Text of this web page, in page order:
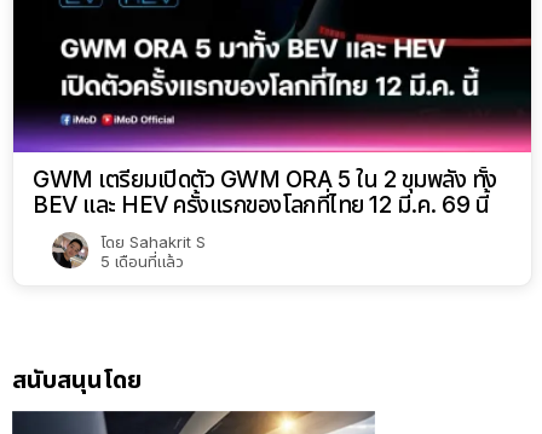
GWM เตรียมเปิดตัว GWM ORA 5 ใน 2 ขุมพลัง ทั้ง
BEV และ HEV ครั้งแรกของโลกที่ไทย 12 มี.ค. 69 นี้
โดย Sahakrit S
5 เดือนที่แล้ว
สนับสนุนโดย